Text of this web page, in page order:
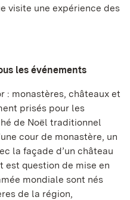
visite une expérience des
les événements
: monastères, châteaux et
prisés pour les
de Noël traditionnel
cour de monastère, un
la façade d’un château
est question de mise en
mondiale sont nés
de la région,